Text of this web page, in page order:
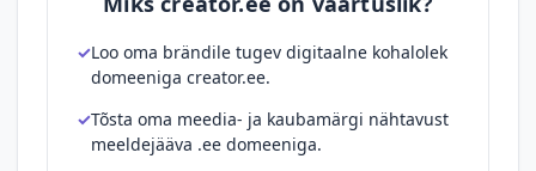
Loo oma brändile tugev digitaalne kohalolek
domeeniga creator.ee.
Tõsta oma meedia- ja kaubamärgi nähtavust
meeldejääva .ee domeeniga.